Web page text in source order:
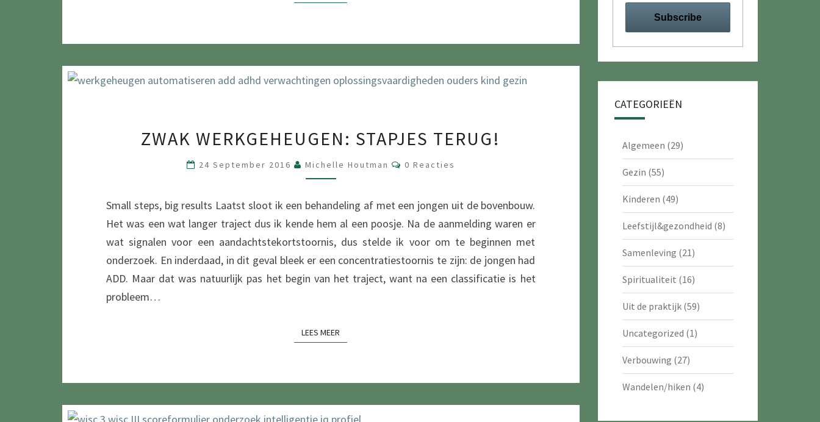
WERKGEHEUGEN:
STAPJES
TERUG!
ZWAK WERKGEHEUGEN: STAPJES TERUG!
24 September 2016 Michelle Houtman Reacties
0 Reacties
Small steps, big results Laatst sloot ik een behandeling af met een jongen uit de bovenbouw.
Het was een wat langer traject dus ik kende hem al een poosje. Na de aanmelding waren er
wat signalen voor een aandachtstekortstoornis, dus stelde ik voor om te beginnen met
onderzoek. En inderdaad, in dit geval bleek er een concentratiestoornis te zijn: de jongen had
ADD. Maar dat was natuurlijk pas het begin van het traject, want na een classificatie is het
probleem…
LEES MEER
CATEGORIEËN
Algemeen (29)
Gezin (55)
Kinderen (49)
Leefstijl&gezondheid (8)
Samenleving (21)
Spiritualiteit (16)
Uit de praktijk(59)
Uncategorized (1)
Verbouwing (27)
Wandelen/hiken (4)